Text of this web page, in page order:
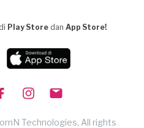
Play Store dan App Store!
Technologies, All rights